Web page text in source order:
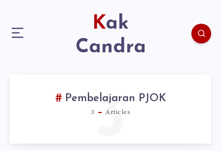
Kak
Candra
Pembelajaran PJOK
3 Articles
3